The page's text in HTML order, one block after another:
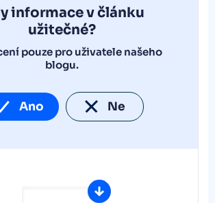
informace v článku
užitečné?
pouze pro uživatele našeho
blogu.
Ano Ne